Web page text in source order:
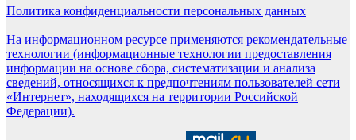
Политика конфиденциальности персональных данных
На информационном ресурсе применяются рекомендательные
технологии (информационные технологии предоставления
информации на основе сбора, систематизации и анализа
сведений, относящихся к предпочтениям пользователей сети
«Интернет», находящихся на территории Российской
Федерации).